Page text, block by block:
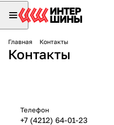
Главная Контакты
Контакты
Телефон
+7 (4212) 64-01-23